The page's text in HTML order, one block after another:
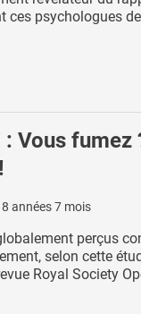
ces psychologues
: Vous fumez
8 années 7 mois
perçus
selon cette
Royal Society